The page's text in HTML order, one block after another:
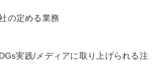
の定める業務
実践/メディアに取り上げられる注